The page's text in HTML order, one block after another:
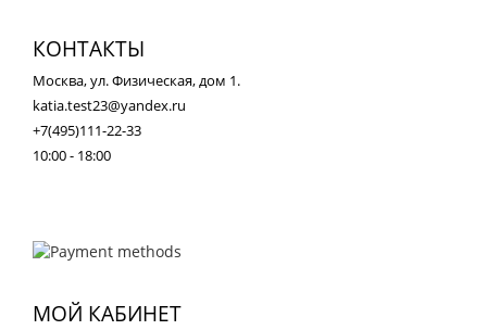
КОНТАКТЫ
Москва, ул. Физическая, дом 1.
katia.test23@yandex.ru
+7(495)111-22-33
10:00 - 18:00
МОЙ КАБИНЕТ